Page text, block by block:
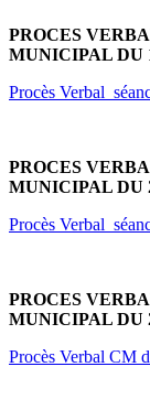
PROCES
MUNICIPAL DU
Procès
PROCES
MUNICIPAL DU
Procès
PROCES
MUNICIPAL DU
Procès Verbal CM